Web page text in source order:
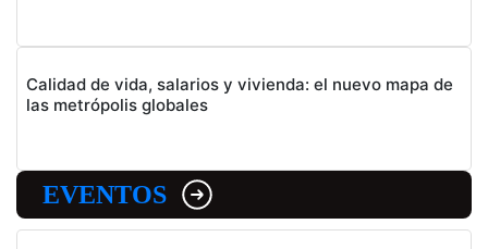
Calidad de vida, salarios y vivienda: el nuevo mapa de
las metrópolis globales
EVENTOS